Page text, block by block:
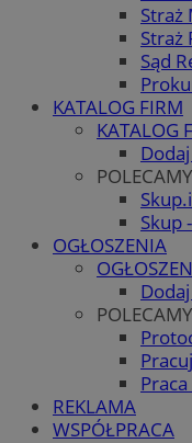
Straż
Straż
Sąd
KATALOG FIRM
KATALOG
POLECAMY
Skup
OGŁOSZENIA
POLECAMY
REKLAMA
WSPÓŁPRACA